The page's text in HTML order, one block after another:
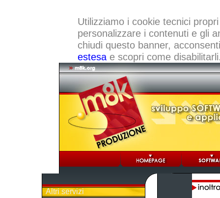
Utilizziamo i cookie tecnici
personalizzare i contenuti e gli
chiudi questo banner,
estesae scopri come
Altri servizi